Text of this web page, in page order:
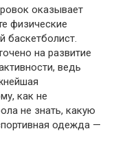
оказывает
физические
баскетболист.
на развитие
ведь
как не
не знать, какую
одежда —